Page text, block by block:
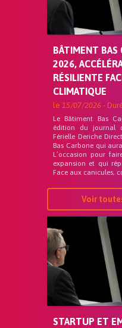
BÂTIMENT BAS
2026,
RÉSILIENTE
CLIMATIQUE
le 15/07/2026 -
Le Bâtiment Bas
édition du journal
Férielle Deriche
Bas Carbone qui
L’occasion pour
expansion et qui
Face aux canicules,
Voir
STARTUP ET